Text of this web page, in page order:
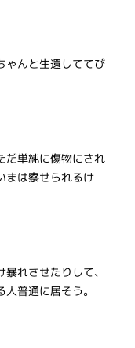
ゃんと生還しててび
だ単純に傷物にされ
まは察せられるけ
れさせたりして、
普通に居そう。